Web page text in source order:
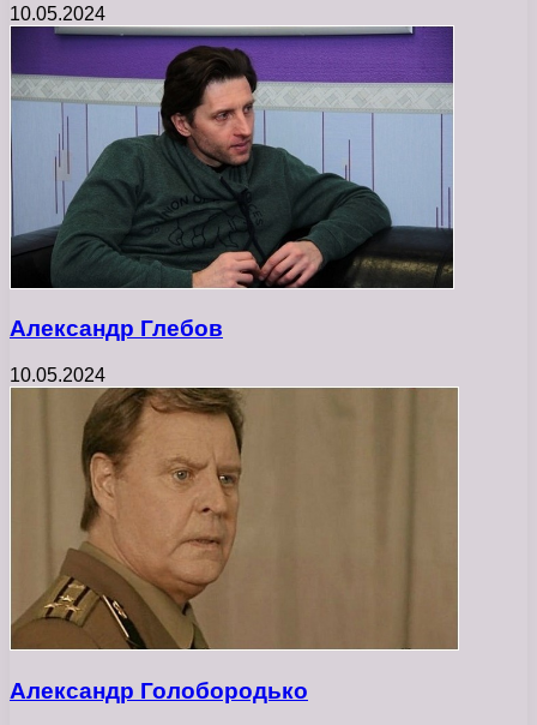
10.05.2024
Александр Глебов
10.05.2024
Александр Голобородько